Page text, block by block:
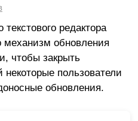
редактора
механизм обновления
чтобы закрыть
некоторые пользователи
обновления.